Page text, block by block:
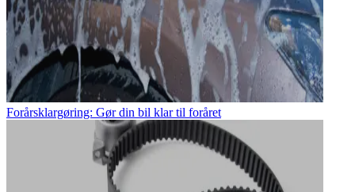
Forårsklargøring: Gør din bil klar til foråret